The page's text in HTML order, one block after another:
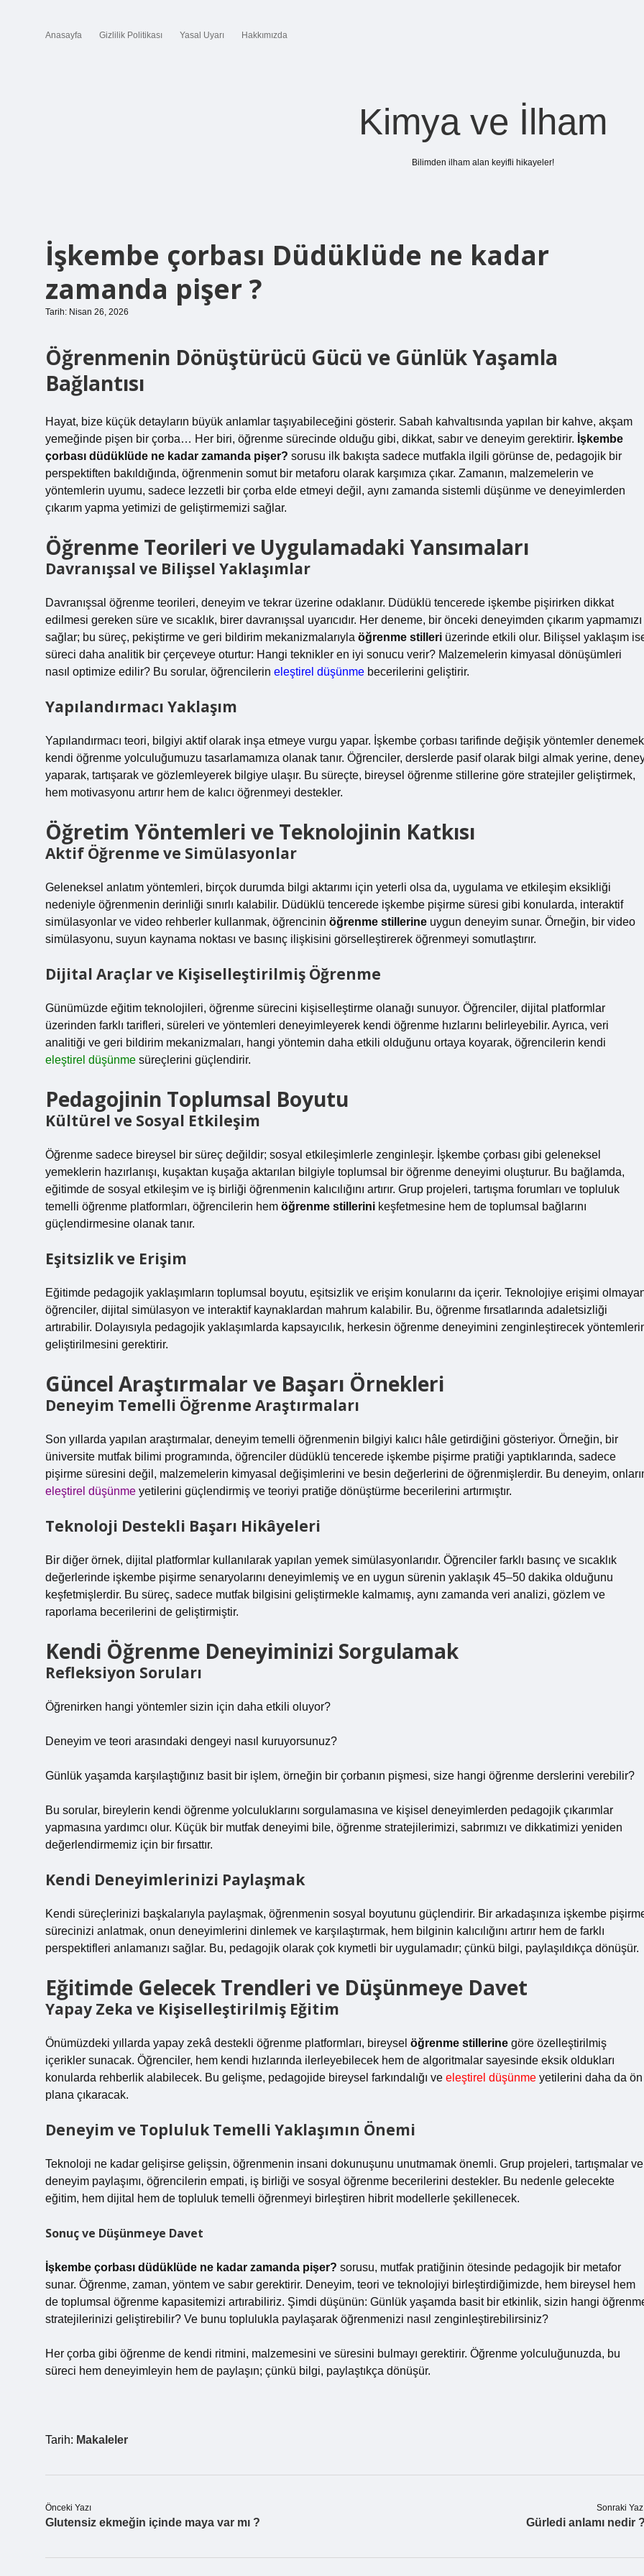
Anasayfa Gizlilik Politikası Yasal Uyarı Hakkımızda
Kimya ve İlham
Bilimden ilham alan keyifli hikayeler!
İşkembe çorbası Düdüklüde ne kadar
zamanda pişer ?
Tarih: Nisan 26, 2026
Öğrenmenin Dönüştürücü Gücü ve Günlük Yaşamla
Bağlantısı
Hayat, bize küçük detayların büyük anlamlar taşıyabileceğini gösterir. Sabah kahvaltısında yapılan bir kahve, akşam
yemeğinde pişen bir çorba… Her biri, öğrenme sürecinde olduğu gibi, dikkat, sabır ve deneyim gerektirir. İşkembe
çorbası düdüklüde ne kadar zamanda pişer? sorusu ilk bakışta sadece mutfakla ilgili görünse de, pedagojik bir
perspektiften bakıldığında, öğrenmenin somut bir metaforu olarak karşımıza çıkar. Zamanın, malzemelerin ve
yöntemlerin uyumu, sadece lezzetli bir çorba elde etmeyi değil, aynı zamanda sistemli düşünme ve deneyimlerden
çıkarım yapma yetimizi de geliştirmemizi sağlar.
Öğrenme Teorileri ve Uygulamadaki Yansımaları
Davranışsal ve Bilişsel Yaklaşımlar
Davranışsal öğrenme teorileri, deneyim ve tekrar üzerine odaklanır. Düdüklü tencerede işkembe pişirirken dikkat
edilmesi gereken süre ve sıcaklık, birer davranışsal uyarıcıdır. Her deneme, bir önceki deneyimden çıkarım yapmamızı
sağlar; bu süreç, pekiştirme ve geri bildirim mekanizmalarıyla öğrenme stilleri üzerinde etkili olur. Bilişsel yaklaşım
süreci daha analitik bir çerçeveye oturtur: Hangi teknikler en iyi sonucu verir? Malzemelerin kimyasal dönüşümleri
nasıl optimize edilir? Bu sorular, öğrencilerin eleştirel düşünme becerilerini geliştirir.
Yapılandırmacı Yaklaşım
Yapılandırmacı teori, bilgiyi aktif olarak inşa etmeye vurgu yapar. İşkembe çorbası tarifinde değişik yöntemler
kendi öğrenme yolculuğumuzu tasarlamamıza olanak tanır. Öğrenciler, derslerde pasif olarak bilgi almak yerine,
yaparak, tartışarak ve gözlemleyerek bilgiye ulaşır. Bu süreçte, bireysel öğrenme stillerine göre stratejiler geliştirmek,
hem motivasyonu artırır hem de kalıcı öğrenmeyi destekler.
Öğretim Yöntemleri ve Teknolojinin Katkısı
Aktif Öğrenme ve Simülasyonlar
Geleneksel anlatım yöntemleri, birçok durumda bilgi aktarımı için yeterli olsa da, uygulama ve etkileşim eksikliği
nedeniyle öğrenmenin derinliği sınırlı kalabilir. Düdüklü tencerede işkembe pişirme süresi gibi konularda, interaktif
simülasyonlar ve video rehberler kullanmak, öğrencinin öğrenme stillerine uygun deneyim sunar. Örneğin, bir video
simülasyonu, suyun kaynama noktası ve basınç ilişkisini görselleştirerek öğrenmeyi somutlaştırır.
Dijital Araçlar ve Kişiselleştirilmiş Öğrenme
Günümüzde eğitim teknolojileri, öğrenme sürecini kişiselleştirme olanağı sunuyor. Öğrenciler, dijital platformlar
üzerinden farklı tarifleri, süreleri ve yöntemleri deneyimleyerek kendi öğrenme hızlarını belirleyebilir. Ayrıca, veri
analitiği ve geri bildirim mekanizmaları, hangi yöntemin daha etkili olduğunu ortaya koyarak, öğrencilerin kendi
eleştirel düşünme süreçlerini güçlendirir.
Pedagojinin Toplumsal Boyutu
Kültürel ve Sosyal Etkileşim
Öğrenme sadece bireysel bir süreç değildir; sosyal etkileşimlerle zenginleşir. İşkembe çorbası gibi geleneksel
yemeklerin hazırlanışı, kuşaktan kuşağa aktarılan bilgiyle toplumsal bir öğrenme deneyimi oluşturur. Bu bağlamda,
eğitimde de sosyal etkileşim ve iş birliği öğrenmenin kalıcılığını artırır. Grup projeleri, tartışma forumları ve topluluk
temelli öğrenme platformları, öğrencilerin hem öğrenme stillerini keşfetmesine hem de toplumsal bağlarını
güçlendirmesine olanak tanır.
Eşitsizlik ve Erişim
Eğitimde pedagojik yaklaşımların toplumsal boyutu, eşitsizlik ve erişim konularını da içerir. Teknolojiye erişimi
öğrenciler, dijital simülasyon ve interaktif kaynaklardan mahrum kalabilir. Bu, öğrenme fırsatlarında adaletsizliği
artırabilir. Dolayısıyla pedagojik yaklaşımlarda kapsayıcılık, herkesin öğrenme deneyimini zenginleştirecek
geliştirilmesini gerektirir.
Güncel Araştırmalar ve Başarı Örnekleri
Deneyim Temelli Öğrenme Araştırmaları
Son yıllarda yapılan araştırmalar, deneyim temelli öğrenmenin bilgiyi kalıcı hâle getirdiğini gösteriyor. Örneğin, bir
üniversite mutfak bilimi programında, öğrenciler düdüklü tencerede işkembe pişirme pratiği yaptıklarında, sadece
pişirme süresini değil, malzemelerin kimyasal değişimlerini ve besin değerlerini de öğrenmişlerdir. Bu deneyim,
eleştirel düşünme yetilerini güçlendirmiş ve teoriyi pratiğe dönüştürme becerilerini artırmıştır.
Teknoloji Destekli Başarı Hikâyeleri
Bir diğer örnek, dijital platformlar kullanılarak yapılan yemek simülasyonlarıdır. Öğrenciler farklı basınç ve sıcaklık
değerlerinde işkembe pişirme senaryolarını deneyimlemiş ve en uygun sürenin yaklaşık 45–50 dakika olduğunu
keşfetmişlerdir. Bu süreç, sadece mutfak bilgisini geliştirmekle kalmamış, aynı zamanda veri analizi, gözlem ve
raporlama becerilerini de geliştirmiştir.
Kendi Öğrenme Deneyiminizi Sorgulamak
Refleksiyon Soruları
Öğrenirken hangi yöntemler sizin için daha etkili oluyor?
Deneyim ve teori arasındaki dengeyi nasıl kuruyorsunuz?
Günlük yaşamda karşılaştığınız basit bir işlem, örneğin bir çorbanın pişmesi, size hangi öğrenme derslerini verebilir?
Bu sorular, bireylerin kendi öğrenme yolculuklarını sorgulamasına ve kişisel deneyimlerden pedagojik çıkarımlar
yapmasına yardımcı olur. Küçük bir mutfak deneyimi bile, öğrenme stratejilerimizi, sabrımızı ve dikkatimizi yeniden
değerlendirmemiz için bir fırsattır.
Kendi Deneyimlerinizi Paylaşmak
Kendi süreçlerinizi başkalarıyla paylaşmak, öğrenmenin sosyal boyutunu güçlendirir. Bir arkadaşınıza işkembe
sürecinizi anlatmak, onun deneyimlerini dinlemek ve karşılaştırmak, hem bilginin kalıcılığını artırır hem de farklı
perspektifleri anlamanızı sağlar. Bu, pedagojik olarak çok kıymetli bir uygulamadır; çünkü bilgi, paylaşıldıkça dönüşür.
Eğitimde Gelecek Trendleri ve Düşünmeye Davet
Yapay Zeka ve Kişiselleştirilmiş Eğitim
Önümüzdeki yıllarda yapay zekâ destekli öğrenme platformları, bireysel öğrenme stillerine göre özelleştirilmiş
içerikler sunacak. Öğrenciler, hem kendi hızlarında ilerleyebilecek hem de algoritmalar sayesinde eksik oldukları
konularda rehberlik alabilecek. Bu gelişme, pedagojide bireysel farkındalığı ve eleştirel düşünme yetilerini daha da ön
plana çıkaracak.
Deneyim ve Topluluk Temelli Yaklaşımın Önemi
Teknoloji ne kadar gelişirse gelişsin, öğrenmenin insani dokunuşunu unutmamak önemli. Grup projeleri, tartışmalar ve
deneyim paylaşımı, öğrencilerin empati, iş birliği ve sosyal öğrenme becerilerini destekler. Bu nedenle gelecekte
eğitim, hem dijital hem de topluluk temelli öğrenmeyi birleştiren hibrit modellerle şekillenecek.
Sonuç ve Düşünmeye Davet
İşkembe çorbası düdüklüde ne kadar zamanda pişer? sorusu, mutfak pratiğinin ötesinde pedagojik bir metafor
sunar. Öğrenme, zaman, yöntem ve sabır gerektirir. Deneyim, teori ve teknolojiyi birleştirdiğimizde, hem bireysel hem
de toplumsal öğrenme kapasitemizi artırabiliriz. Şimdi düşünün: Günlük yaşamda basit bir etkinlik, sizin hangi
stratejilerinizi geliştirebilir? Ve bunu toplulukla paylaşarak öğrenmenizi nasıl zenginleştirebilirsiniz?
Her çorba gibi öğrenme de kendi ritmini, malzemesini ve süresini bulmayı gerektirir. Öğrenme yolculuğunuzda, bu
süreci hem deneyimleyin hem de paylaşın; çünkü bilgi, paylaştıkça dönüşür.
Tarih: Makaleler
Önceki Yazı
Glutensiz ekmeğin içinde maya var mı ?
Sonraki
Gürledi anlamı nedir